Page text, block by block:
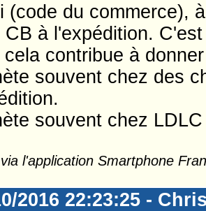
(code du commerce),
CB à l'expédition.
cela contribue à
souvent chez des
souvent chez
l'application Smartphone
2016 22:23:25 -